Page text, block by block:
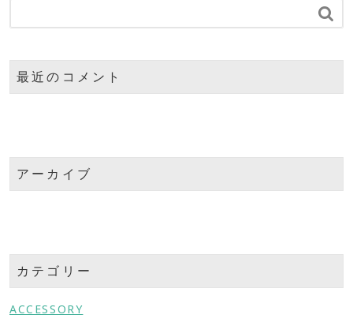

最近のコメント
アーカイブ
カテゴリー
ACCESSORY